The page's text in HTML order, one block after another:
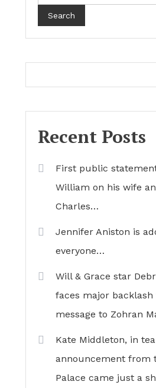
Search
Recent Posts
First public
William on his wife
Charles…
Jennifer Aniston is
everyone…
Will & Grace star
faces major
message to Zohran
Kate Middleton, in
announcement from
Palace came just a